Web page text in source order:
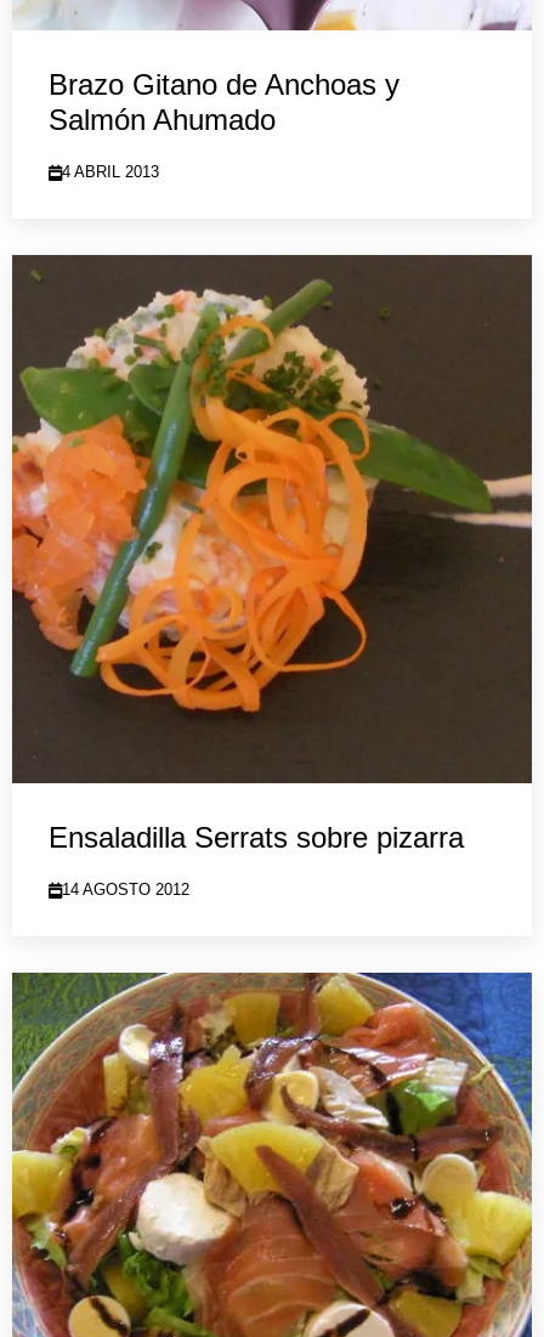
Brazo Gitano de Anchoas y
Salmón Ahumado
4 ABRIL 2013
Ensaladilla Serrats sobre pizarra
14 AGOSTO 2012